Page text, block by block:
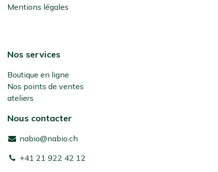
Mentions légales
Nos services
Boutique en ligne
Nos points de ventes
ateliers
Nous contacter
nabio@nabio.ch
+41 21 922 42 12